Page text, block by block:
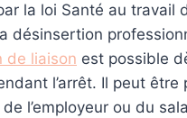
la loi Santé au travail
désinsertion
de liaison est possible
l’arrêt. Il peut être
de l’employeur ou du